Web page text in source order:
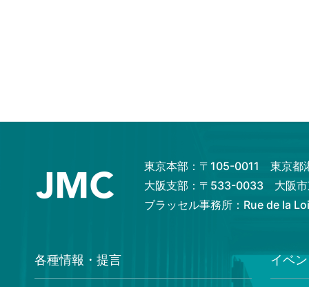
東京本部：〒105-0011 東京都
大阪支部：〒533-0033 大阪市
ブラッセル事務所：Rue de la
各種情報・提言 イベ